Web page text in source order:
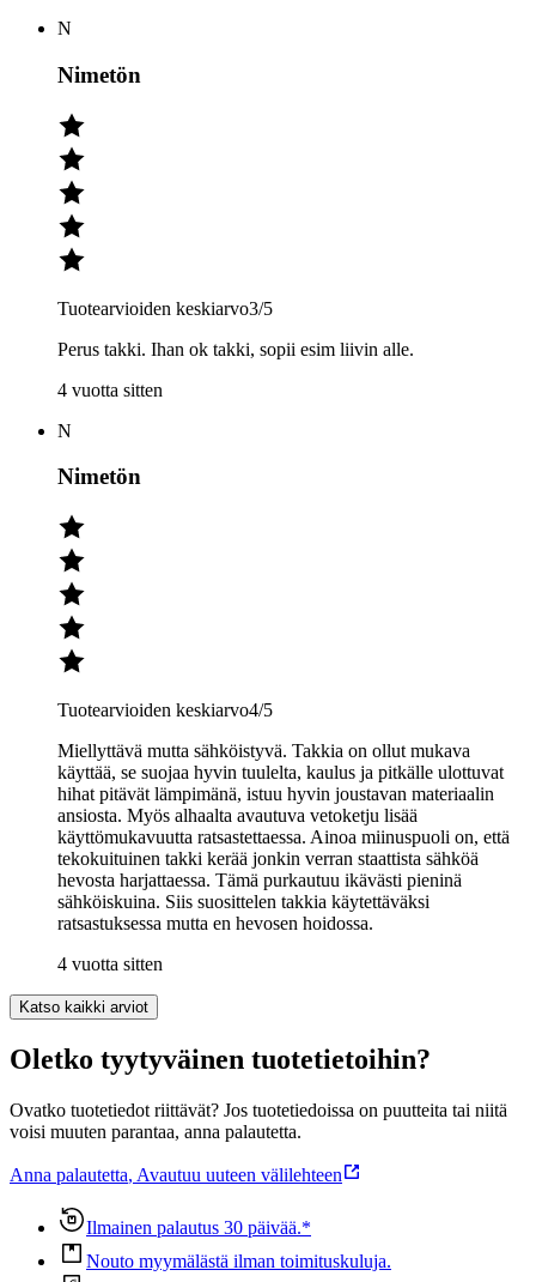
N
Nimetön
Tuotearvioiden keskiarvo3/5
Perus takki. Ihan ok takki, sopii esim liivin alle.
4 vuotta sitten
N
Nimetön
Tuotearvioiden keskiarvo4/5
Miellyttävä mutta sähköistyvä. Takkia on ollut mukava
käyttää, se suojaa hyvin tuulelta, kaulus ja pitkälle ulottuvat
hihat pitävät lämpimänä, istuu hyvin joustavan materiaalin
ansiosta. Myös alhaalta avautuva vetoketju lisää
käyttömukavuutta ratsastettaessa. Ainoa miinuspuoli on, että
tekokuituinen takki kerää jonkin verran staattista sähköä
hevosta harjattaessa. Tämä purkautuu ikävästi pieninä
sähköiskuina. Siis suosittelen takkia käytettäväksi
ratsastuksessa mutta en hevosen hoidossa.
4 vuotta sitten
Katso kaikki arviot
Oletko tyytyväinen tuotetietoihin?
Ovatko tuotetiedot riittävät? Jos tuotetiedoissa on puutteita tai niitä
voisi muuten parantaa, anna palautetta.
Anna palautetta, Avautuu uuteen välilehteen
Ilmainen palautus 30 päivää.*
Nouto myymälästä ilman toimituskuluja.